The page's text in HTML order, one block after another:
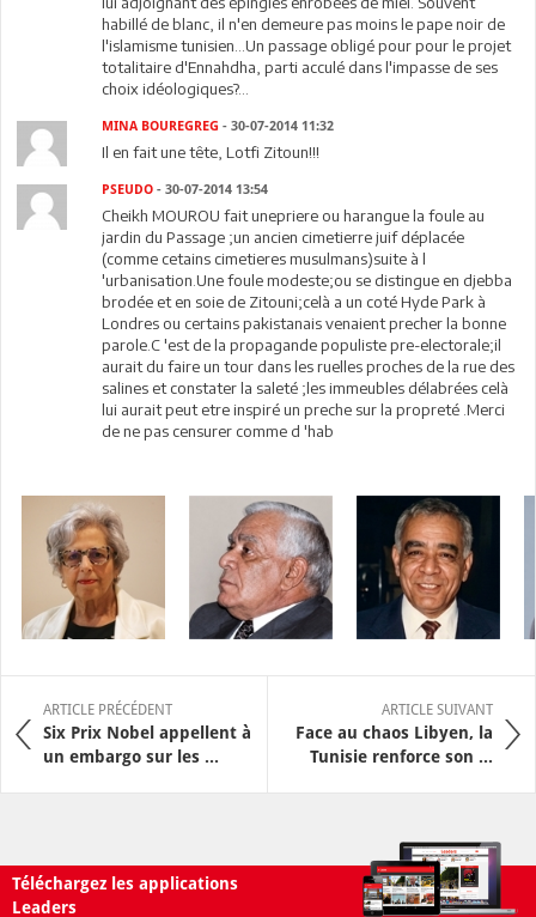
habillé de blanc, il n'en demeure pas moins le pape noir de
l'islamisme tunisien...Un passage obligé pour pour le projet
totalitaire d'Ennahdha, parti acculé dans l'impasse de ses
choix idéologiques?...
MINA BOUREGREG - 30-07-2014 11:32
Il en fait une tête, Lotfi Zitoun!!!
PSEUDO - 30-07-2014 13:54
Cheikh MOUROU fait unepriere ou harangue la foule au
jardin du Passage ;un ancien cimetierre juif déplacée
(comme cetains cimetieres musulmans)suite à l
'urbanisation.Une foule modeste;ou se distingue en djebba
brodée et en soie de Zitouni;celà a un coté Hyde Park à
Londres ou certains pakistanais venaient precher la bonne
parole.C 'est de la propagande populiste pre-electorale;il
aurait du faire un tour dans les ruelles proches de la rue des
salines et constater la saleté ;les immeubles délabrées celà
lui aurait peut etre inspiré un preche sur la propreté .Merci
de ne pas censurer comme d 'hab
ARTICLE PRÉCÉDENT
Six Prix Nobel appellent à
un embargo sur les ...
ARTICLE SUIVANT
Face au chaos Libyen, la
Tunisie renforce son ...
Téléchargez les applications
Leaders